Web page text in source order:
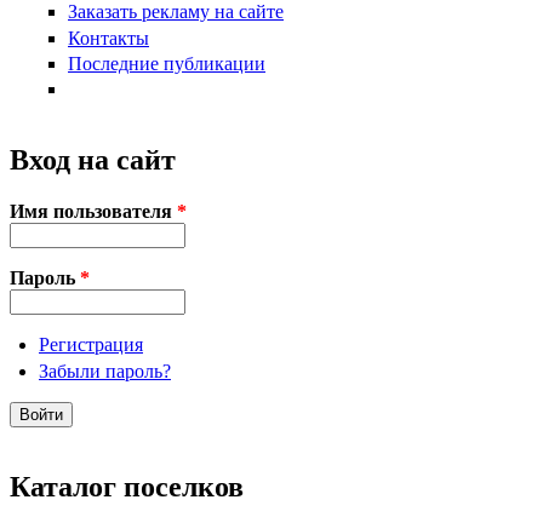
Заказать рекламу на сайте
Контакты
Последние публикации
Вход на сайт
Имя пользователя *
Пароль *
Регистрация
Забыли пароль?
Каталог поселков